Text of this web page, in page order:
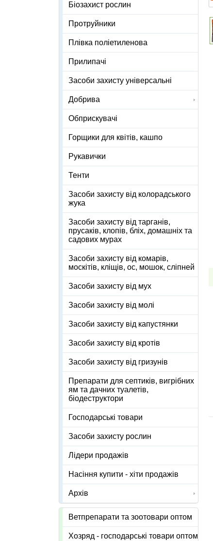
Біозахист рослин
Протруйники
Плівка поліетиленова
Прилипачі
Засоби захисту універсальні
Добрива
Обприскувачі
Горщики для квітів, кашпо
Рукавички
Тенти
Засоби захисту від колорадського
жука
Засоби захисту від тарганів,
прусаків, клопів, бліх, домашніх та
садових мурах
Засоби захисту від комарів,
москітів, кліщів, ос, мошок, сліпней
Засоби захисту від мух
Засоби захисту від молі
Засоби захисту від капустянки
Засоби захисту від кротів
Засоби захисту від гризунів
Препарати для септиків, вигрібних
ям та дачних туалетів,
біодеструктори
Господарські товари
Засоби захисту рослин
Лідери продажів
Насіння купити - хіти продажів
Архів
Ветпрепарати та зоотовари оптом
Хозряд - господарські товари оптом